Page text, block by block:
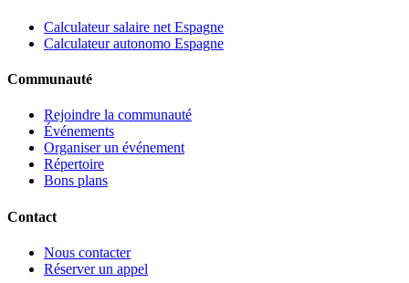
Calculateur salaire net Espagne
Calculateur autonomo Espagne
Communauté
Rejoindre la communauté
Événements
Organiser un événement
Répertoire
Bons plans
Contact
Nous contacter
Réserver un appel